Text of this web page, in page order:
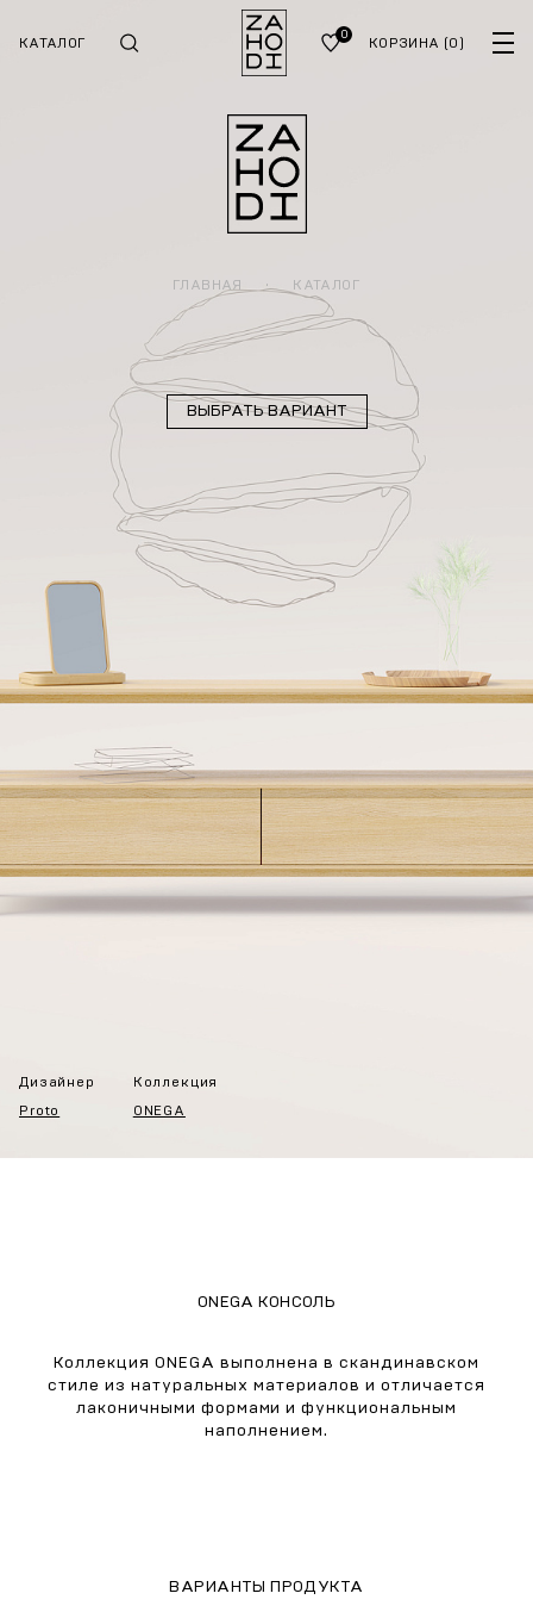
КАТАЛОГ
0
КОРЗИНА (0)
ГЛАВНАЯ · КАТАЛОГ
ВЫБРАТЬ ВАРИАНТ
Дизайнер
Proto
Коллекция
ONEGA
ONEGA КОНСОЛЬ
Коллекция ONEGA выполнена в скандинавском
стиле из натуральных материалов и отличается
лаконичными формами и функциональным
наполнением.
ВАРИАНТЫ ПРОДУКТА